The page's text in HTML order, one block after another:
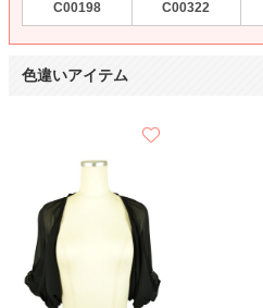
C00198 C00322
色違いアイテム